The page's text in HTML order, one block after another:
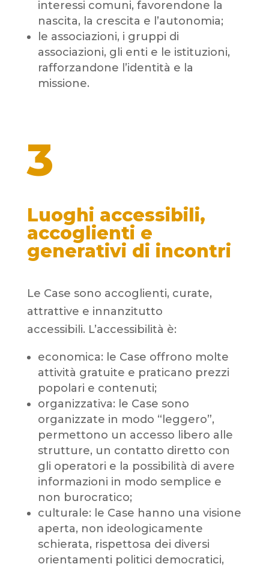
interessi comuni, favorendone la
nascita, la crescita e l’autonomia;
le associazioni, i gruppi di
associazioni, gli enti e le istituzioni,
rafforzandone l’identità e la
missione.
3
Luoghi accessibili,
accoglienti e
generativi di incontri
Le Case sono accoglienti, curate,
attrattive e innanzitutto
accessibili. L’accessibilità è:
economica: le Case offrono molte
attività gratuite e praticano prezzi
popolari e contenuti;
organizzativa: le Case sono
organizzate in modo “leggero”,
permettono un accesso libero alle
strutture, un contatto diretto con
gli operatori e la possibilità di avere
informazioni in modo semplice e
non burocratico;
culturale: le Case hanno una visione
aperta, non ideologicamente
schierata, rispettosa dei diversi
orientamenti politici democratici,